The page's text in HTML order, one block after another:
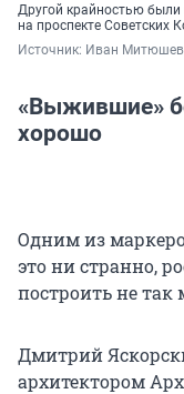
Другой крайностью
на проспекте Советских
Источник: Иван Митюшев
«Выжившие»
хорошо
Одним из
это ни странно,
построить не так
Дмитрий
архитектором